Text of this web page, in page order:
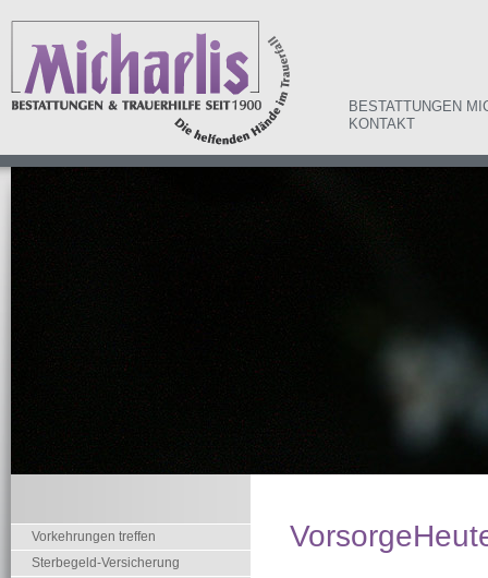
BESTATTUNGEN
KONTAKT
Vorkehrungen treffen
Sterbegeld-Versicherung